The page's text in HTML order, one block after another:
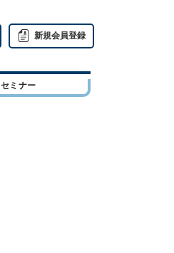
新規会員登録
セミナー